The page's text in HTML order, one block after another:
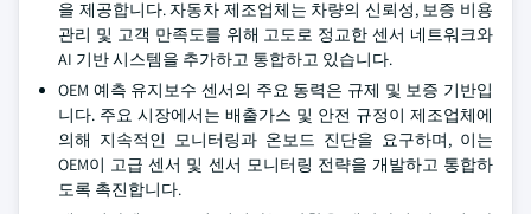
을 제공합니다. 자동차 제조업체는 차량의 신뢰성, 보증 비용
관리 및 고객 만족도를 위해 고도로 정교한 센서 네트워크와
AI 기반 시스템을 추가하고 통합하고 있습니다.
OEM 예측 유지보수 센서의 주요 동력은 규제 및 보증 기반입
니다. 주요 시장에서는 배출가스 및 안전 규정이 제조업체에
의해 지속적인 모니터링과 온보드 진단을 요구하며, 이는
OEM이 고급 센서 및 센서 모니터링 전략을 개발하고 통합하
도록 촉진합니다.